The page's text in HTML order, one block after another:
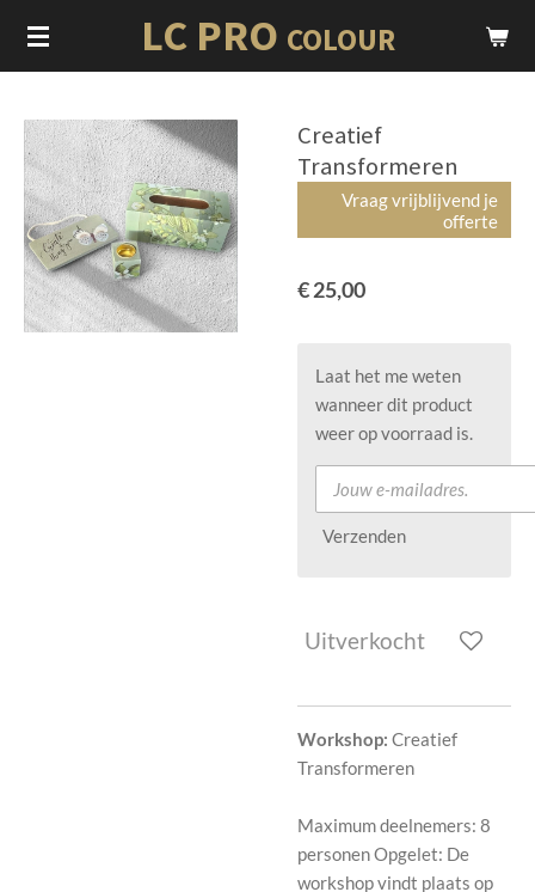
Ga
direct
hoofdinhoud
LC PRO COLOUR
Creatief
Transformeren
Vraag vrijblijvend je
offerte
€ 25,00
Laat het me weten
wanneer dit product
weer op voorraad is.
Verzenden
Uitverkocht
Workshop: Creatief
Transformeren
Maximum deelnemers: 8
personen Opgelet: De
workshop vindt plaats op